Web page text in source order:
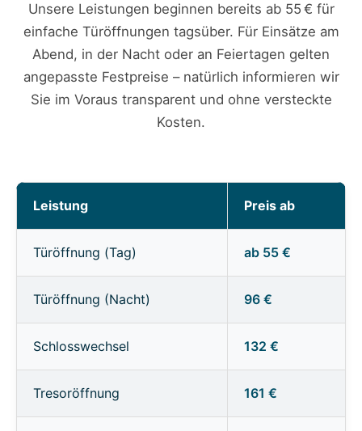
Unsere Leistungen beginnen bereits ab 55 € für
einfache Türöffnungen tagsüber. Für Einsätze am
Abend, in der Nacht oder an Feiertagen gelten
angepasste Festpreise – natürlich informieren wir
Sie im Voraus transparent und ohne versteckte
Kosten.
Leistung Preis ab
Türöffnung (Tag) ab 55 €
Türöffnung (Nacht) 96 €
Schlosswechsel 132 €
Tresoröffnung 161 €